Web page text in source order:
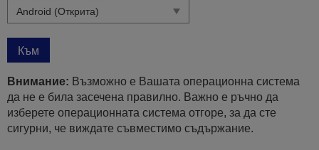
Към
Внимание: Възможно е Вашата операционна система
да не е била засечена правилно. Важно е ръчно да
изберете операционната система отгоре, за да сте
сигурни, че виждате съвместимо съдържание.